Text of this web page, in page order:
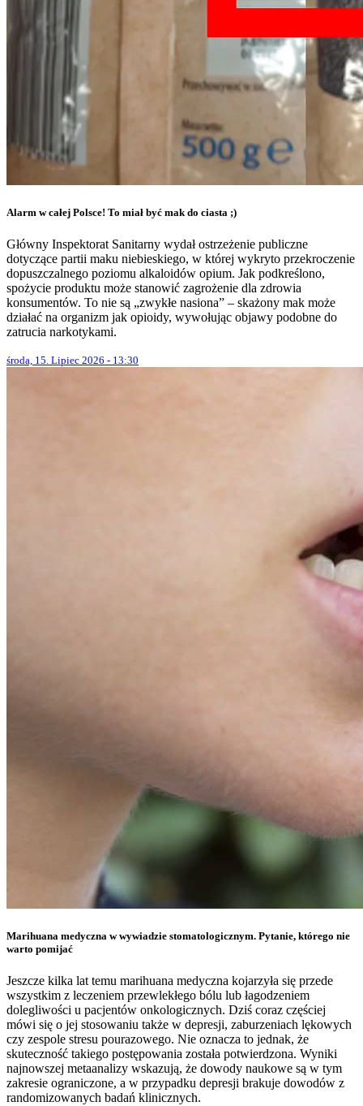
Alarm w całej Polsce! To miał być mak do ciasta ;)
Główny Inspektorat Sanitarny wydał ostrzeżenie publiczne
dotyczące partii maku niebieskiego, w której wykryto przekroczenie
dopuszczalnego poziomu alkaloidów opium. Jak podkreślono,
spożycie produktu może stanowić zagrożenie dla zdrowia
konsumentów. To nie są „zwykłe nasiona” – skażony mak może
działać na organizm jak opioidy, wywołując objawy podobne do
zatrucia narkotykami.
środa, 15. Lipiec 2026 - 13:30
Marihuana medyczna w wywiadzie stomatologicznym. Pytanie, którego nie
warto pomijać
Jeszcze kilka lat temu marihuana medyczna kojarzyła się przede
wszystkim z leczeniem przewlekłego bólu lub łagodzeniem
dolegliwości u pacjentów onkologicznych. Dziś coraz częściej
mówi się o jej stosowaniu także w depresji, zaburzeniach lękowych
czy zespole stresu pourazowego. Nie oznacza to jednak, że
skuteczność takiego postępowania została potwierdzona. Wyniki
najnowszej metaanalizy wskazują, że dowody naukowe są w tym
zakresie ograniczone, a w przypadku depresji brakuje dowodów z
randomizowanych badań klinicznych.